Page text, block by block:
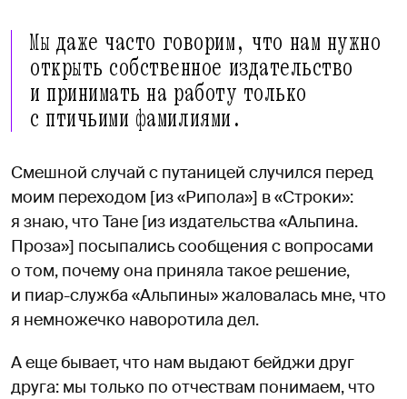
Мы даже часто говорим, что нам нужно
открыть собственное издательство
и принимать на работу только
с птичьими фамилиями.
Смешной случай с путаницей случился перед
моим переходом [из «Рипола»] в «Строки»:
я знаю, что Тане [из издательства «Альпина.
Проза»] посыпались сообщения с вопросами
о том, почему она приняла такое решение,
и пиар-служба «Альпины» жаловалась мне, что
я немножечко наворотила дел.
А еще бывает, что нам выдают бейджи друг
друга: мы только по отчествам понимаем, что